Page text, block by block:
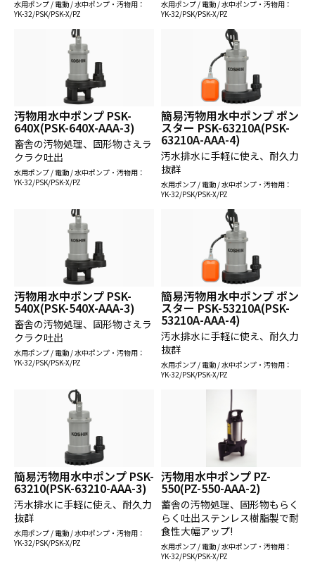
水用ポンプ / 電動 / 水中ポンプ・汚物用：
YK-32/PSK/PSK-X/PZ
水用ポンプ / 電動 / 水中ポンプ・汚物用：
YK-32/PSK/PSK-X/PZ
汚物用水中ポンプ PSK-
640X(PSK-640X-AAA-3)
畜舎の汚物処理、固形物さえラ
クラク吐出
水用ポンプ / 電動 / 水中ポンプ・汚物用：
YK-32/PSK/PSK-X/PZ
簡易汚物用水中ポンプ ポン
スター PSK-63210A(PSK-
63210A-AAA-4)
汚水排水に手軽に使え、耐久力
抜群
水用ポンプ / 電動 / 水中ポンプ・汚物用：
YK-32/PSK/PSK-X/PZ
汚物用水中ポンプ PSK-
540X(PSK-540X-AAA-3)
畜舎の汚物処理、固形物さえラ
クラク吐出
水用ポンプ / 電動 / 水中ポンプ・汚物用：
YK-32/PSK/PSK-X/PZ
簡易汚物用水中ポンプ ポン
スター PSK-53210A(PSK-
53210A-AAA-4)
汚水排水に手軽に使え、耐久力
抜群
水用ポンプ / 電動 / 水中ポンプ・汚物用：
YK-32/PSK/PSK-X/PZ
簡易汚物用水中ポンプ PSK-
63210(PSK-63210-AAA-3)
汚水排水に手軽に使え、耐久力
抜群
水用ポンプ / 電動 / 水中ポンプ・汚物用：
YK-32/PSK/PSK-X/PZ
汚物用水中ポンプ PZ-
550(PZ-550-AAA-2)
蓄舎の汚物処理、固形物もらく
らく吐出ステンレス樹脂製で耐
食性大幅アップ!
水用ポンプ / 電動 / 水中ポンプ・汚物用：
YK-32/PSK/PSK-X/PZ